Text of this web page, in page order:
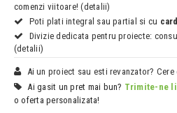
comenzi viitoare! (detalii)
Poti plati integral sau partial si cu
Divizie dedicata pentru proiecte:
(detalii)
Ai un proiect sau esti revanzator?
Ai gasit un pret mai bun? Trimite-ne
o oferta personalizata!